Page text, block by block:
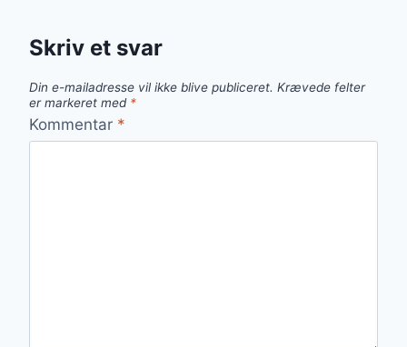
Skriv et svar
Din e-mailadresse vil ikke blive publiceret. Krævede felter
er markeret med *
Kommentar *